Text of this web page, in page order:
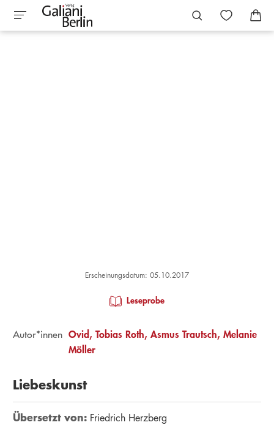
Erscheinungsdatum: 05.10.2017
Leseprobe
Autor*innen Ovid Tobias Roth Asmus Trautsch Melanie
Möller
Liebeskunst
Übersetzt von: Friedrich Herzberg